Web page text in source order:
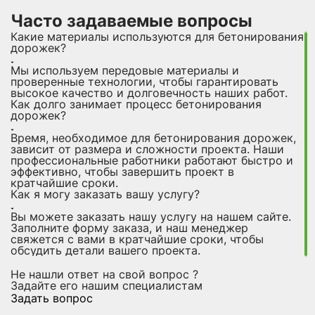
Часто задаваемые вопросы
Какие материалы используются для бетонирования
дорожек?
Мы используем передовые материалы и
проверенные технологии, чтобы гарантировать
высокое качество и долговечность наших работ.
Как долго занимает процесс бетонирования
дорожек?
Время, необходимое для бетонирования дорожек,
зависит от размера и сложности проекта. Наши
профессиональные работники работают быстро и
эффективно, чтобы завершить проект в
кратчайшие сроки.
Как я могу заказать вашу услугу?
Вы можете заказать нашу услугу на нашем сайте.
Заполните форму заказа, и наш менеджер
свяжется с вами в кратчайшие сроки, чтобы
обсудить детали вашего проекта.
Не нашли ответ на свой вопрос ?
Задайте его нашим специалистам
Задать вопрос